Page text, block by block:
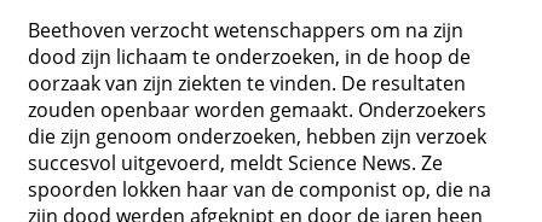
Beethoven verzocht wetenschappers om na zijn
dood zijn lichaam te onderzoeken, in de hoop de
oorzaak van zijn ziekten te vinden. De resultaten
zouden openbaar worden gemaakt. Onderzoekers
die zijn genoom onderzoeken, hebben zijn verzoek
succesvol uitgevoerd, meldt Science News. Ze
spoorden lokken haar van de componist op, die na
zijn dood werden afgeknipt en door de jaren heen